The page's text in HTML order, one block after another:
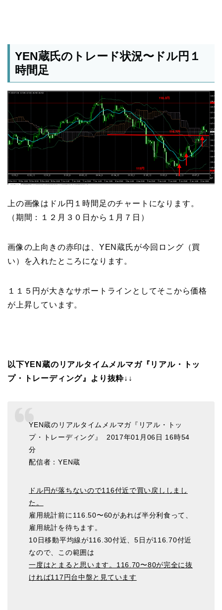
YEN蔵氏のトレード状況〜ドル円１
時間足
上の画像はドル円１時間足のチャートになります。
（期間：１２月３０日から１月７日）
画像の上向きの赤印は、YEN蔵氏が今回ロング（買
い）を入れたところになります。
１１５円が大きなサポートラインとしてそこから価格
が上昇しています。
以下YEN蔵のリアルタイムメルマガ『リアル・トッ
プ・トレーディング』より抜粋↓↓
YEN蔵のリアルタイムメルマガ『リアル・トッ
プ・トレーディング』 2017年01月06日 16時54
分
配信者：YEN蔵
ドル円が落ちないので116付近で買い戻ししまし
た。
雇用統計前に116.50〜60があれば半分利食って、
雇用統計を待ちます。
10日移動平均線が116.30付近、5日が116.70付近
なので、この範囲は
一度はとまると思います。116.70〜80が完全に抜
ければ117円台中盤と見ています